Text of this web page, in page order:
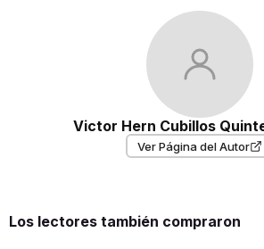
Victor Hern Cubillos
Ver Página del Autor
Los lectores también compraron